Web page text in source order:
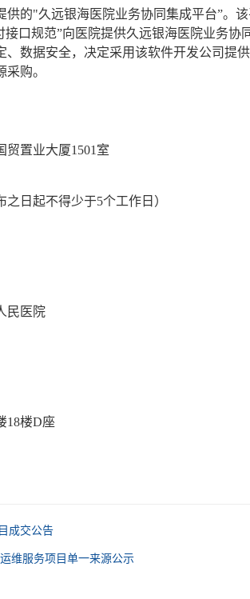
供的"久远银海医院业务协同集成平台”。
接口规范”向 医院提供久远银海医院业务协
数据安全，决定采用该软件开发公司提
购。
贸置业大厦1501室
之日起不得少于5个工作日）
民医院
18楼D座
成交公告
维服务项目单一来源公示